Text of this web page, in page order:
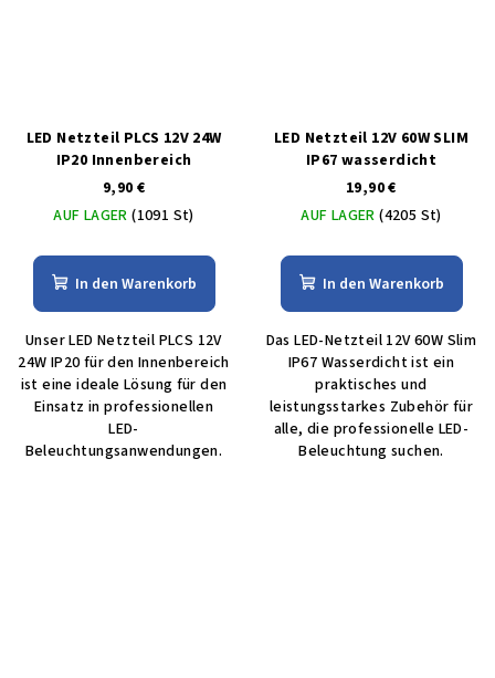
LED Netzteil PLCS 12V 24W
IP20 Innenbereich
9,90 €
AUF LAGER(1091 St)
In den Warenkorb
Unser LED Netzteil PLCS 12V
24W IP20 für den Innenbereich
ist eine ideale Lösung für den
Einsatz in professionellen
LED-
Beleuchtungsanwendungen.
LED Netzteil 12V 60W SLIM
IP67 wasserdicht
19,90 €
AUF LAGER(4205 St)
In den Warenkorb
Das LED-Netzteil 12V 60W Slim
IP67 Wasserdicht ist ein
praktisches und
leistungsstarkes Zubehör für
alle, die professionelle LED-
Beleuchtung suchen.